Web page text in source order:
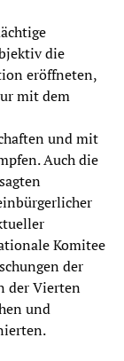
die
eröffneten,
mit dem
und mit
Auch die
Komitee
der
der Vierten
und